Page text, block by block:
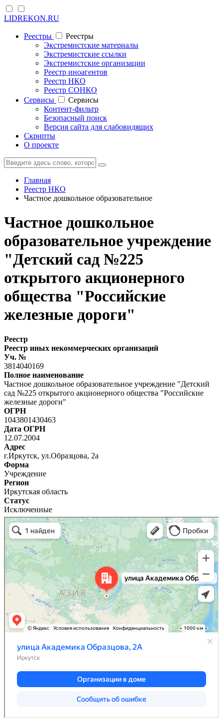
LIDREKON.RU
Реестры
Реестры
Экстремистские материалы
Экстремистские ссылки
Экстремистские организации
Реестр иноагентов
Реестр НКО
Реестр СОНКО
Cервисы
Cервисы
Контент-фильтр
Безопасный поиск
Версия сайта для слабовидящих
Скрипты
О проекте
Главная
Реестр НКО
Частное дошкольное образовательное
Частное дошкольное
образовательное учреждение
"Детский сад №225
открытого акционерного
общества "Российские
железные дороги"
Реестр
Реестр иных некоммерческих организаций
Уч. №
3814040169
Полное наименование
Частное дошкольное образовательное учреждение "Детский
сад №225 открытого акционерного общества "Российские
железные дороги"
ОГРН
1043801430463
Дата ОГРН
12.07.2004
Адрес
г.Иркутск, ул.Образцова, 2а
Форма
Учреждение
Регион
Иркутская область
Статус
Исключенные